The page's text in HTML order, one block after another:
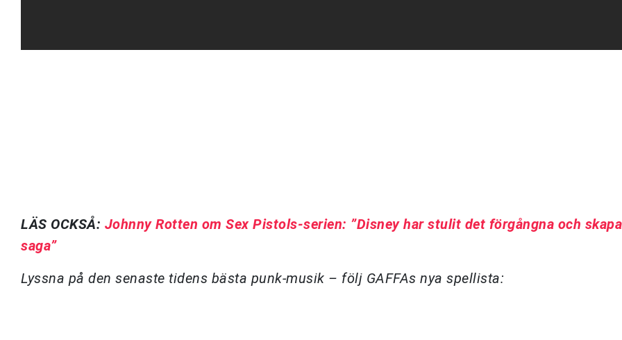
LÄS OCKSÅ: Johnny Rotten om Sex Pistols-serien: ”Disney har stulit det förgångna och
saga”
Lyssna på den senaste tidens bästa punk-musik – följ GAFFAs nya spellista: